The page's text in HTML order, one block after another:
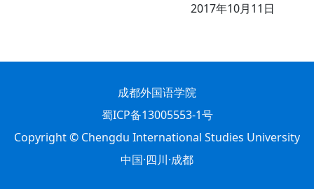
2017年10月11日
成都外国语学院
蜀ICP备13005553-1号
Copyright © Chengdu International Studies University
中国·四川·成都